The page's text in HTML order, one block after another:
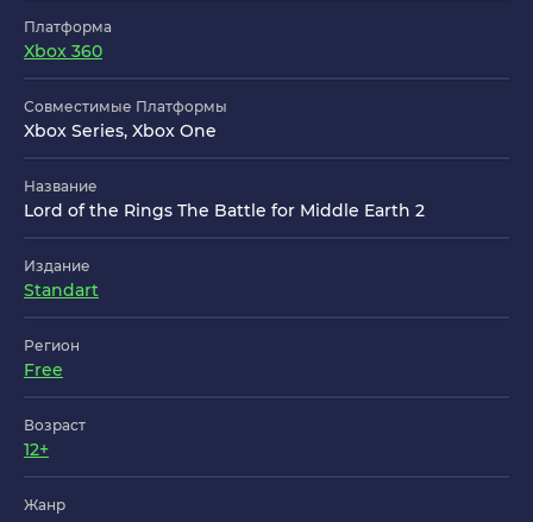
Платформа
Xbox 360
Совместимые Платформы
Xbox Series, Xbox One
Название
Lord of the Rings The Battle for Middle Earth 2
Издание
Standart
Регион
Free
Возраст
12+
Жанр